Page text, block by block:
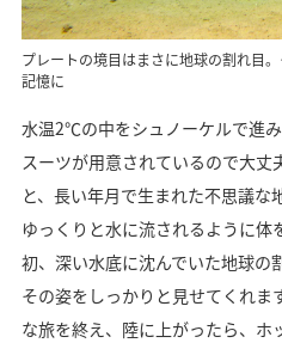
プレートの境目はまさに地球の割れ目
記憶に
水温2℃の中をシュノーケルで進
スーツが用意されているので大丈
と、長い年月で生まれた不思議な
ゆっくりと水に流されるように体
初、深い水底に沈んでいた地球の
その姿をしっかりと見せてくれま
な旅を終え、陸に上がったら、ホ